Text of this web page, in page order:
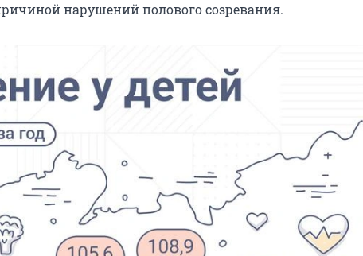
нарушений полового созревания.